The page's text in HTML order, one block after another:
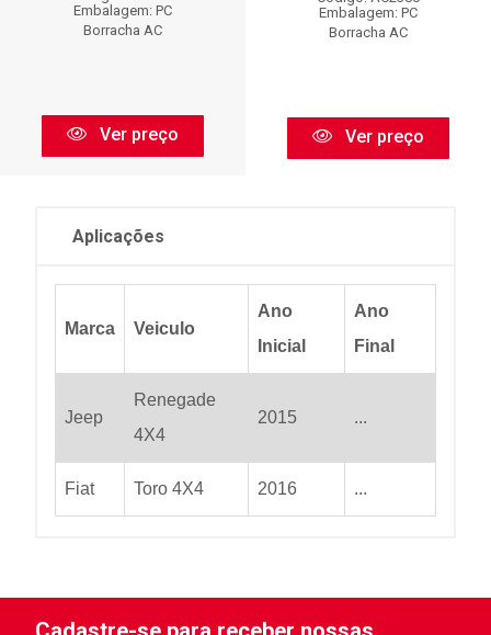
Embalagem: PC
Borracha AC
Ver preço
Embalagem: PC
Borracha AC
Ver preço
Aplicações
Marca Veiculo
Ano
Inicial
Ano
Final
Jeep
Renegade
4X4
2015 ...
Fiat Toro 4X4 2016 ...